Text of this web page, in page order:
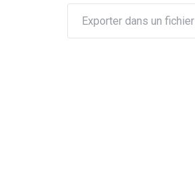
Exporter dans un fichier